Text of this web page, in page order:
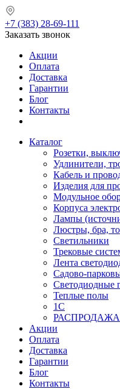
+7 (383) 28-69-111
Заказать звонок
Акции
Оплата
Доставка
Гарантии
Блог
Контакты
Каталог
Розетки,
Удлинители,
Кабель и
Изделия для
Модульное
Корпуса
Лампы
Люстры, бра,
Светильники
Трековые
Лента
Садово-
Светодиодные
Теплые полы
1С
РАСПРОДАЖА
Акции
Оплата
Доставка
Гарантии
Блог
Контакты